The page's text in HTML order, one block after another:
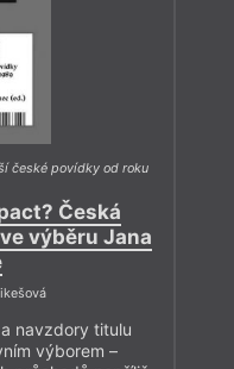
české povídky od roku
Česká
výběru Jana
navzdory titulu
výborem –